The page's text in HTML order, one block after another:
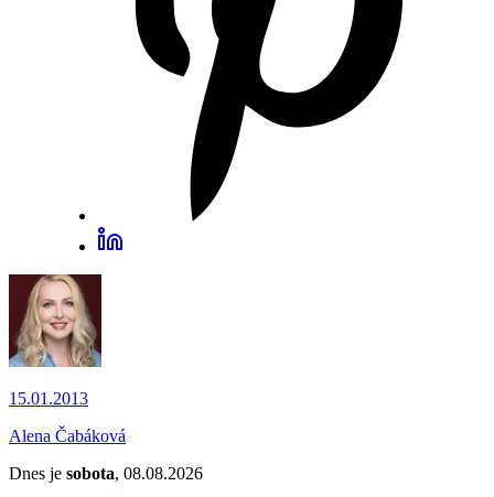
15.01.2013
Alena Čabáková
Dnes je sobota, 08.08.2026